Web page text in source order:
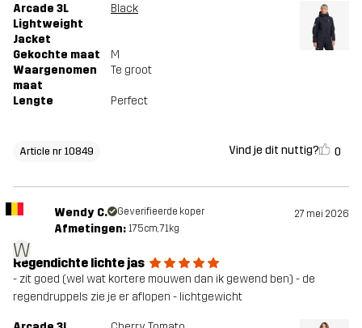
Arcade 3L
Lightweight
Jacket
Black
Gekochte maat
M
Waargenomen
maat
Te groot
Lengte Perfect
Article nr 10849 Vind je dit nuttig? 0
W
Wendy C. Geverifieerde koper 27 mei 2026
Afmetingen: 175cm, 71kg
Regendichte lichte jas
- zit goed (wel wat kortere mouwen dan ik gewend ben) - de
regendruppels zie je er aflopen - lichtgewicht